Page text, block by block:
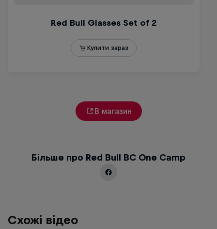
В магазин
Більше про Red Bull BC One Camp
Схожі відео